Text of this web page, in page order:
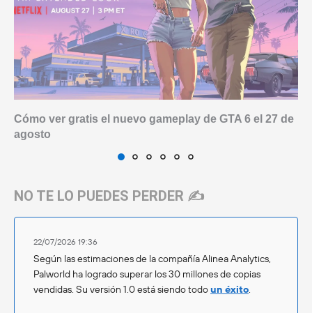
Cómo ver gratis el nuevo gameplay de GTA 6 el 27 de
agosto
NO TE LO PUEDES PERDER ✍️
22/07/2026 19:36
Según las estimaciones de la compañía Alinea Analytics,
Palworld ha logrado superar los 30 millones de copias
vendidas. Su versión 1.0 está siendo todoun éxito.